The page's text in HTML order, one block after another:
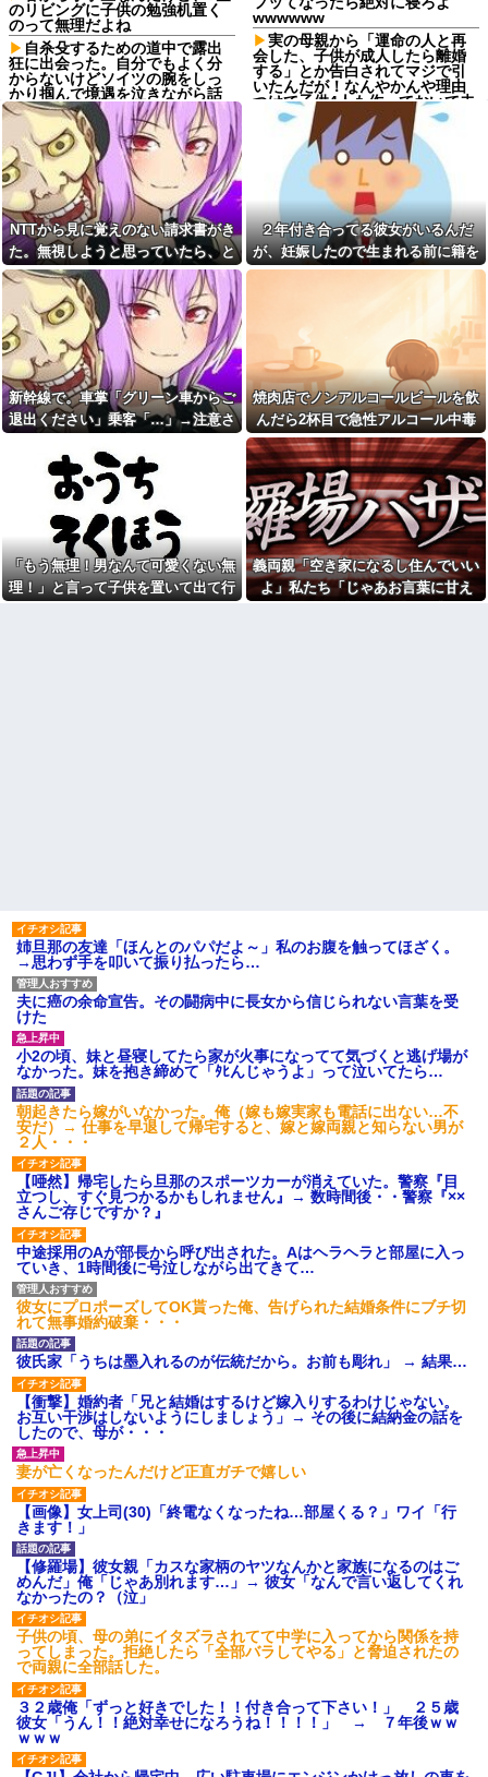
のリビングに子供の勉強机置く
のって無理だよね
自杀殳するための道中で露出
狂に出会った。自分でもよく分
からないけどソイツの腕をしっ
かり掴んで境遇を泣きながら話
した。すると露出狂は…
コトメ「あなたには無理でし
ょ？」私「できますけど？」→
何も知らない前提で話しかけて
くるコトメが止まらず…
彼氏から突然振られた。理由
を聞くと「生ハムチーズクレー
プ食べたから」と言われて…
転勤がなくて家から近くて仕
事も楽そうだけど一人暮らしす
るチャンスを逃してずっと実家
暮らしになりそう
彼女「他の男性に誘われちゃ
った」俺「それ言って何がした
いの？」→何度も試されるたび
気持ちが冷めていって…
【後編】俺の娘の結婚が破談
に。だが彼氏は「2000万の土
地」を購入。こじれた二人は想
像以上の修羅場に
NTTから見に覚えのない請求
書がきた。無視しようと思って
いたら、とんでもない事実が判
【悲報】Z世代「なんでセルフ
レジなのに自分で商品通さない
といけないんだ」
祭りって謎だよな、誰が神輿
担いでるの？屋台出店してる奴
ハードオフに売っていた4万
4000円のフィギュアがヤバすぎ
るｗｗｗｗｗｗ「こんな高い
の？ｗｗ」「逆に超安い」
私「ちょっと、人の家の金庫
触らないでよ！」キチママ『そ
こに金庫があったから、開けて
みようとしただけ☆』義兄「泥
は出てけ！二度と来るな！」結
果・・・
私「初めて飲む味だけどなん
のお茶？」彼「ちっ！」私「」
【GIF】JSのカンチョーワロ
タ
後続車にクラクションを鳴ら
され彼氏が逆切れ。「何クラク
ション鳴らしてんだ！降りてこ
いよ！」と怒鳴りだし...
【衝撃】報酬100万円超の治験
募集がこちらｗｗｗｗｗ(※画像
あり)
【ネット騒然】惨殺されたタ
ワマン頂き女子のこの動画、す
げえええええｗｗｗｗｗｗｗｗ
ｗｗｗ
【愕然】白のクラウン俺氏、
高速道路左車線を制限速度で走
った結果wwwwwwwwwwww
百年の恋12-899 食べた量を
張り合ってくる
【悲報】佐藤輝明・・・２軍
でも盛大にやらかす←あまり悲
しませないでくれ
wwwwww
実の母親から「運命の人と再
会した、子供が成人したら離婚
する」とか告白されてマジで引
いたんだが！なんやかんや理由
つけて子供4人も作っておいて未
成年の子供に言う話かよ！
【衝撃画像】有名セクシー女
優さん、整形手術に大失敗して
撮影不能に⇒！！
取引先の接待で彼氏が突然
「ミスタァァアァァァァアアア
アァァ、ムンラァァァイ！」
切迫流産で自宅安静の私…な
のに義弟が「シャワー貸して」
「泊めて」と嫌がらせレベルの
【正論】今の20代「タモリっ
ておもしろくないじゃん。笑っ
たことないんだけど、なにがす
ごいの？」他
彼女と同棲初めたら家に物が5
倍くらい増えてストレスヤバ
い。3LDKで余裕だろと思ってた
けど全部埋めやがった
【悲報】警察に射殺された包
丁男、直前に母を亡くし精神的
ショックを受けていたと判明
里帰り出産した嫁が実家から
帰ってこないので離婚要求。す
ると義父がブチギレた
旦那の同僚女が旦那の元カ
ノ。なのにしょっちゅうペアで
なくなったので離婚したい件
NTTから見に覚えのない請求書がき
た。無視しようと思っていたら、と
んでもない事実が判明して…
２年付き合ってる彼女がいるんだ
が、妊娠したので生まれる前に籍を
入れたいと言われた。俺は種がほぼ
無いはずなのに...
新幹線で。車掌「グリーン車からご
退出ください」乗客「…」→注意さ
その直後まさかの展開に…
焼肉店でノンアルコールビールを飲
んだら2杯目で急性アルコール中毒
になった。それで警察と保健所を巻
き込む騒ぎに…
「もう無理！男なんて可愛くない無
理！」と言って子供を置いて出て行
義両親「空き家になるし住んでいい
よ」私たち「じゃあお言葉に甘え
姉旦那の友達「ほんとのパパだよ～」私のお腹を触ってほざく。
→思わず手を叩いて振り払ったら…
夫に癌の余命宣告。その闘病中に長女から信じられない言葉を受
けた
小2の頃、妹と昼寝してたら家が火事になってて気づくと逃げ場が
なかった。妹を抱き締めて「ﾀﾋんじゃうよ」って泣いてたら…
朝起きたら嫁がいなかった。俺（嫁も嫁実家も電話に出ない…不
安だ）→ 仕事を早退して帰宅すると、嫁と嫁両親と知らない男が
２人・・・
【唖然】帰宅したら旦那のスポーツカーが消えていた。警察『目
立つし、すぐ見つかるかもしれません』→ 数時間後・・警察『××
さんご存じですか？』
中途採用のAが部長から呼び出された。Aはヘラヘラと部屋に入っ
ていき、1時間後に号泣しながら出てきて…
彼女にプロポーズしてOK貰った俺、告げられた結婚条件にブチ切
れて無事婚約破棄・・・
彼氏家「うちは墨入れるのが伝統だから。お前も彫れ」 → 結果…
【衝撃】婚約者「兄と結婚はするけど嫁入りするわけじゃない。
お互い干渉はしないようにしましょう」→ その後に結納金の話を
したので、母が・・・
妻が亡くなったんだけど正直ガチで嬉しい
【画像】女上司(30)「終電なくなったね…部屋くる？」ワイ「行
きます！」
【修羅場】彼女親「カスな家柄のヤツなんかと家族になるのはご
めんだ」俺「じゃあ別れます…」→ 彼女「なんで言い返してくれ
なかったの？（泣」
子供の頃、母の弟にイタズラされてて中学に入ってから関係を持
ってしまった。拒絶したら「全部バラしてやる」と脅迫されたの
で両親に全部話した。
３２歳俺「ずっと好きでした！！付き合って下さい！」 ２５歳
彼女「うん！！絶対幸せになろうね！！！！」 → ７年後ｗｗ
ｗｗｗ